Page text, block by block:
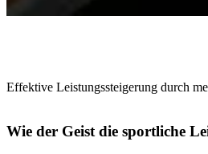
Effektive Leistungssteigerung durch
Wie der Geist die sportliche